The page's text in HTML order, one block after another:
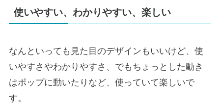
使いやすい、わかりやすい、楽しい
なんといっても見た目のデザインもいいけど、使
いやすさやわかりやすさ、でもちょっとした動き
はポップに動いたりなど、使っていて楽しいで
す。